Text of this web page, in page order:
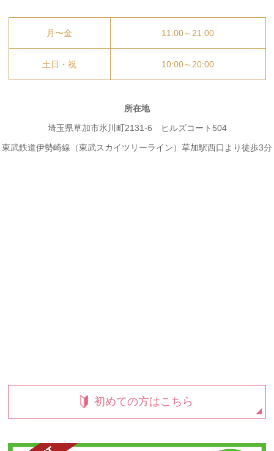
月〜金 11:00～21:00
土日・祝 10:00～20:00
所在地
埼玉県草加市氷川町2131-6 ヒルズコート504
東武鉄道伊勢崎線（東武スカイツリーライン）草加駅西口より徒歩3分
初めての方はこちら